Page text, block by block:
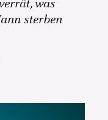
was
sterben